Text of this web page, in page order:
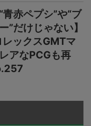
青赤ペプシ”や“ブ
”だけじゃない】
ックスGMTマ
アなPCGも再